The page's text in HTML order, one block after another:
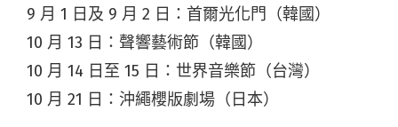
9 月 1 日及 9 月 2 日：首爾光化門（韓國）
10 月 13 日：聲響藝術節（韓國）
10 月 14 日至 15 日：世界音樂節（台灣）
10 月 21 日：沖繩櫻版劇場（日本）